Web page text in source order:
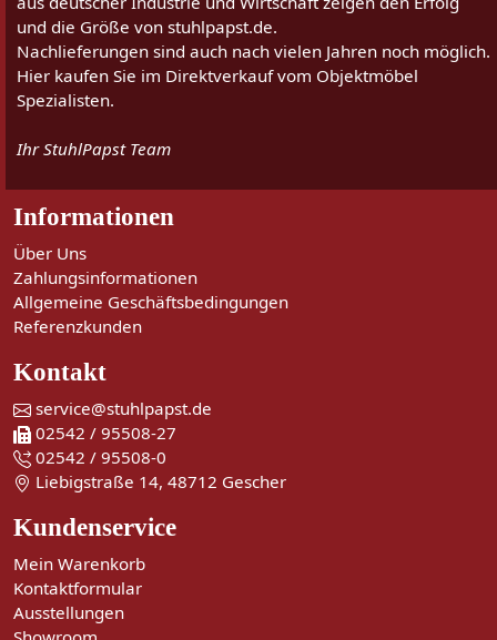
und die Größe von stuhlpapst.de.
Nachlieferungen sind auch nach vielen Jahren noch möglich.
Hier kaufen Sie im Direktverkauf vom Objektmöbel
Spezialisten.
Ihr StuhlPapst Team
Informationen
Über Uns
Zahlungsinformationen
Allgemeine Geschäftsbedingungen
Referenzkunden
Kontakt
service@stuhlpapst.de
02542 / 95508-27
02542 / 95508-0
Liebigstraße 14, 48712 Gescher
Kundenservice
Mein Warenkorb
Kontaktformular
Ausstellungen